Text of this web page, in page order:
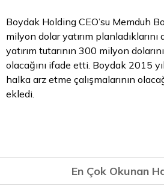
Boydak Holding CEO’su Memduh
milyon dolar yatırım planladıklarını
yatırım tutarının 300 milyon
olacağını ifade etti. Boydak 2015
halka arz etme çalışmalarının
ekledi.
En Çok Okunan